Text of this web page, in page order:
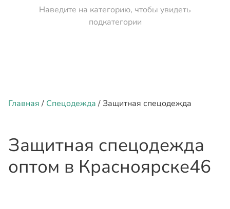
Наведите на категорию, чтобы увидеть
подкатегории
Главная/ Спецодежда/ Защитная спецодежда
Защитная спецодежда
оптом в Красноярске46